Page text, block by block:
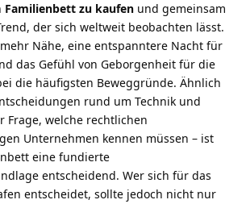
Familienbett zu kaufen und gemeinsam
der sich weltweit beobachten lässt.
Nähe, eine entspanntere Nacht für
das Gefühl von Geborgenheit für die
die häufigsten Beweggründe. Ähnlich
rund um Technik und
Frage, welche rechtlichen
Unternehmen kennen müssen – ist
eine fundierte
entscheidend. Wer sich für das
entscheidet, sollte jedoch nicht nur